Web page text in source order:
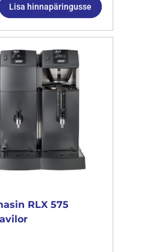
Lisa hinnapäringusse
RLX 575